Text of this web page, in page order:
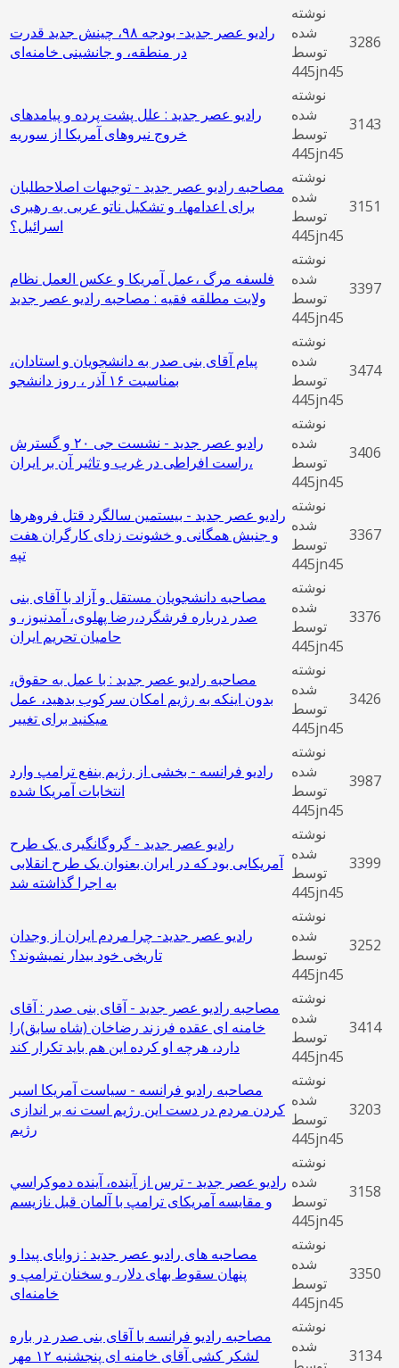
رادیو عصر جدید- بودجه ٩٨، چینش جدید قدرت
در منطقه، و جانشینی خامنه‌ای
نوشته
شده
توسط
445jn45
3286
رادیو عصر جدید : علل پشت پرده و پیامدهای
خروج نیروهای آمریکا از سوریه
نوشته
شده
توسط
445jn45
3143
مصاحبه رادیو عصر جدید - توجیهات اصلاحطلبان
برای اعدامها، و تشکیل ناتو عربی به رهبری
اسرائیل؟
نوشته
شده
توسط
445jn45
3151
فلسفه مرگ ،عمل آمريكا و عكس العمل نظام
ولايت مطلقه فقيه : مصاحبه رادیو عصر جدید
نوشته
شده
توسط
445jn45
3397
پیام آقای بنی صدر به دانشجویان و استادان،
بمناسبت ۱۶ آذر ، روز دانشجو
نوشته
شده
توسط
445jn45
3474
رادیو عصر جدید - نشست جی ۲۰ و گسترش
راست افراطی در غرب و تاثیر آن بر ایران،
نوشته
شده
توسط
445jn45
3406
رادیو عصر جدید - بیستمین سالگرد قتل فروهرها
و جنبش همگانی و خشونت زدای کارگران هفت
تپه
نوشته
شده
توسط
445jn45
3367
مصاحبه دانشجویان مستقل و آزاد با آقای بنی
صدر درباره فرشگرد،رضا پهلوی، آمدنیوز، و
حامیان تحریم ایران
نوشته
شده
توسط
445jn45
3376
مصاحبه رادیو عصر جدید : با عمل به حقوق،
بدون اینکه به رژیم امکان سرکوب بدهید، عمل
میکنید برای تغییر
نوشته
شده
توسط
445jn45
3426
رادیو فرانسه - بخشی از رژیم بنفع ترامپ وارد
انتخابات آمریکا شده
نوشته
شده
توسط
445jn45
3987
رادیو عصر جدید - گروگانگیری یک طرح
آمریکایی بود که در ایران بعنوان یک طرح انقلابی
به اجرا گذاشته شد
نوشته
شده
توسط
445jn45
3399
رادیو عصر جدید- چرا مردم ایران از وجدان
تاریخی خود بیدار نمیشوند؟
نوشته
شده
توسط
445jn45
3252
مصاحبه رادیو عصر جدید - آقای بنی صدر : آقای
خامنه ای عقده فرزند رضاخان (شاه سابق)را
دارد، هرچه او کرده این هم باید تکرار کند
نوشته
شده
توسط
445jn45
3414
مصاحبه رادیو فرانسه - سیاست آمریکا اسیر
کردن مردم در دست این رژیم است نه بر اندازی
رژیم
نوشته
شده
توسط
445jn45
3203
رادیو عصر جدید - ترس از آینده، آینده دموكراسي
و مقایسه آمریکای ترامپ با آلمان قبل نازیسم
نوشته
شده
توسط
445jn45
3158
مصاحبه های رادیو عصر جدید : زوایای پیدا و
پنهان سقوط بهای دلار، و سخنان ترامپ و
خامنه‌ای
نوشته
شده
توسط
445jn45
3350
مصاحبه رادیو فرانسه با آقای بنی صدر در باره
لشکر کشی آقای خامنه ای پنجشنبه ۱۲ مهر
نوشته
شده
3134